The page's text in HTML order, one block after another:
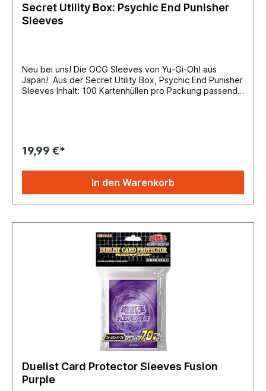
Secret Utility Box: Psychic End Punisher
Sleeves
Neu bei uns! Die OCG Sleeves von Yu-Gi-Oh! aus
Japan! Aus der Secret Utility Box, Psychic End Punisher
Sleeves Inhalt: 100 Kartenhüllen pro Packung passend
19,99 €*
In den Warenkorb
Duelist Card Protector Sleeves Fusion
Purple